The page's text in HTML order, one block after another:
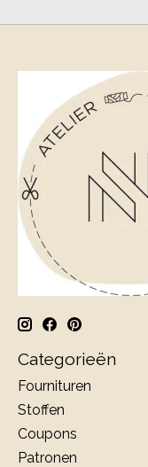
Categorieën
Fournituren
Stoffen
Coupons
Patronen